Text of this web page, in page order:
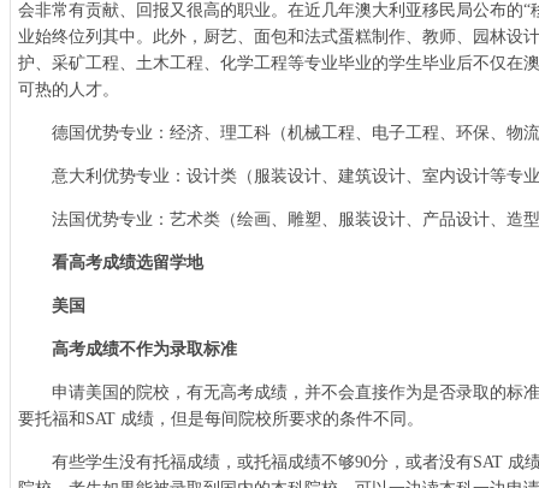
会非常有贡献、回报又很高的职业。在近几年澳大利亚移民局公布的“
业始终位列其中。此外，厨艺、面包和法式蛋糕制作、教师、园林设
护、采矿工程、土木工程、化学工程等专业毕业的学生毕业后不仅在
可热的人才。
德国优势专业：经济、理工科（机械工程、电子工程、环保、物
意大利优势专业：设计类（服装设计、建筑设计、室内设计等专
法国优势专业：艺术类（绘画、雕塑、服装设计、产品设计、造
看高考成绩选留学地
美国
高考成绩不作为录取标准
申请美国的院校，有无高考成绩，并不会直接作为是否录取的标
要托福和SAT 成绩，但是每间院校所要求的条件不同。
有些学生没有托福成绩，或托福成绩不够90分，或者没有SAT 成